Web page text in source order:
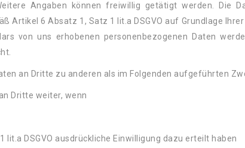
Angaben können freiwillig getätigt werden. Die
Artikel 6 Absatz 1, Satz 1 lit.a DSGVO auf Grundlage
von uns erhobenen personenbezogenen Daten
an Dritte zu anderen als im Folgenden aufgeführten
Dritte weiter, wenn
lit.a DSGVO ausdrückliche Einwilligung dazu erteilt haben